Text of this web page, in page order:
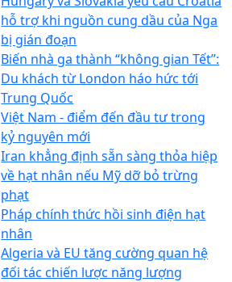
hỗ trợ khi nguồn cung dầu của Nga
bị gián đoạn
Biến nhà ga thành “không gian Tết”:
Du khách từ London háo hức tới
Trung Quốc
Việt Nam - điểm đến đầu tư trong
kỷ nguyên mới
Iran khẳng định sẵn sàng thỏa hiệp
về hạt nhân nếu Mỹ dỡ bỏ trừng
phạt
Pháp chính thức hồi sinh điện hạt
nhân
Algeria và EU tăng cường quan hệ
đối tác chiến lược năng lượng